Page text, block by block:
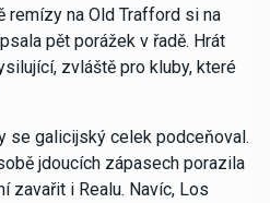
remízy na Old Trafford si na
pět porážek v řadě. Hrát
zvláště pro kluby, které
se galicijský celek podceňoval.
jdoucích zápasech porazila
zavařit i Realu. Navíc, Los